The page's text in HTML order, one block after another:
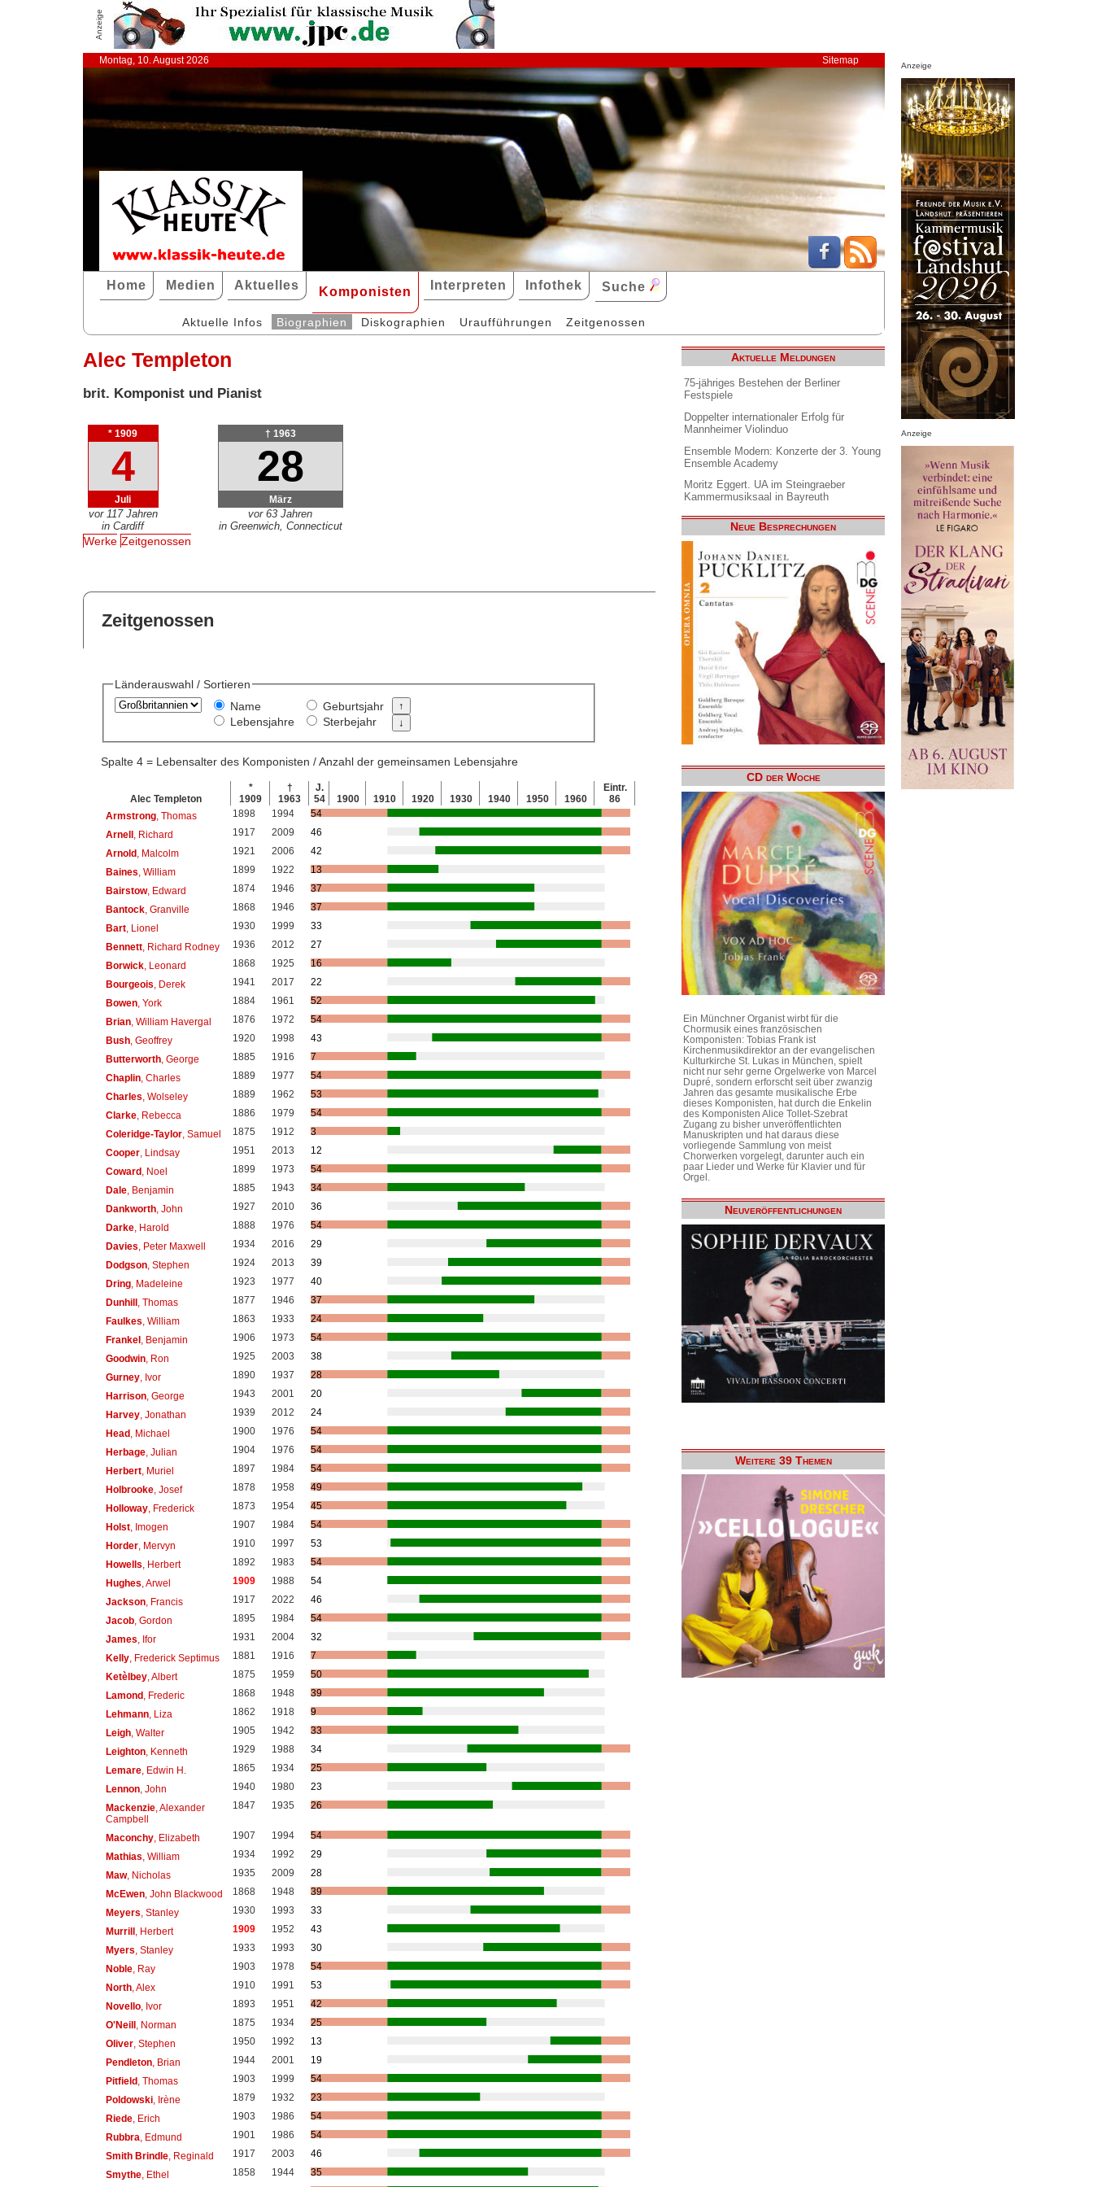
Anzeige
Montag, 10. August 2026 Sitemap
Home Medien Aktuelles Komponisten Interpreten Infothek Suche
Aktuelle Infos Biographien Diskographien Uraufführungen Zeitgenossen
Alec Templeton
brit. Komponist und Pianist
* 1909
4
Juli
vor 117 Jahren
in Cardiff
† 1963
28
März
vor 63 Jahren
in Greenwich, Connecticut
Werke Zeitgenossen
Zeitgenossen
Länderauswahl / Sortieren
Name
Lebensjahre
Geburtsjahr
Sterbejahr
Spalte 4 = Lebensalter des Komponisten / Anzahl der gemeinsamen Lebensjahre
Alec Templeton
*
1909
†
1963
J.
54
1900 1910 1920 1930 1940 1950 1960
Eintr.
86
Armstrong, Thomas 1898 1994
54
Arnell, Richard 1917 2009
46
Arnold, Malcolm 1921 2006
42
Baines , William 1899 1922
13
Bairstow, Edward 1874 1946
37
Bantock, Granville 1868 1946
37
Bart, Lionel 1930 1999
33
Bennett, Richard Rodney 1936 2012
27
Borwick, Leonard 1868 1925
16
Bourgeois , Derek 1941 2017
22
Bowen, York 1884 1961
52
Brian, William Havergal 1876 1972
54
Bush, Geoffrey 1920 1998
43
Butterworth, George 1885 1916
7
Chaplin, Charles 1889 1977
54
Charles , Wolseley 1889 1962
53
Clarke, Rebecca 1886 1979
54
Coleridge-Taylor, Samuel 1875 1912
3
Cooper, Lindsay 1951 2013
12
Coward, Noel 1899 1973
54
Dale, Benjamin 1885 1943
34
Dankworth, John 1927 2010
36
Darke, Harold 1888 1976
54
Davies , Peter Maxwell 1934 2016
29
Dodgson, Stephen 1924 2013
39
Dring, Madeleine 1923 1977
40
Dunhill, Thomas 1877 1946
37
Faulkes , William 1863 1933
24
Frankel, Benjamin 1906 1973
54
Goodwin, Ron 1925 2003
38
Gurney, Ivor 1890 1937
28
Harrison, George 1943 2001
20
Harvey, Jonathan 1939 2012
24
Head, Michael 1900 1976
54
Herbage, Julian 1904 1976
54
Herbert, Muriel 1897 1984
54
Holbrooke, Josef 1878 1958
49
Holloway, Frederick 1873 1954
45
Holst, Imogen 1907 1984
54
Horder, Mervyn 1910 1997
53
Howells , Herbert 1892 1983
54
Hughes , Arwel 1909 1988
54
Jackson, Francis 1917 2022
46
Jacob, Gordon 1895 1984
54
James , Ifor 1931 2004
32
Kelly, Frederick Septimus 1881 1916
7
Ketèlbey, Albert 1875 1959
50
Lamond, Frederic 1868 1948
39
Lehmann, Liza 1862 1918
9
Leigh, Walter 1905 1942
33
Leighton, Kenneth 1929 1988
34
Lemare, Edwin H. 1865 1934
25
Lennon, John 1940 1980
23
Mackenzie, Alexander
Campbell
1847 1935 26
Maconchy, Elizabeth 1907 1994
54
Mathias , William 1934 1992
29
Maw, Nicholas 1935 2009
28
McEwen, John Blackwood 1868 1948
39
Meyers , Stanley 1930 1993
33
Murrill, Herbert 1909 1952
43
Myers , Stanley 1933 1993
30
Noble, Ray 1903 1978
54
North, Alex 1910 1991
53
Novello, Ivor 1893 1951
42
O'Neill, Norman 1875 1934
25
Oliver, Stephen 1950 1992
13
Pendleton, Brian 1944 2001
19
Pitfield, Thomas 1903 1999
54
Poldowski, Irène 1879 1932
23
Riede, Erich 1903 1986
54
Rubbra , Edmund 1901 1986
54
Smith Brindle, Reginald 1917 2003
46
Smythe, Ethel 1858 1944
35
Aktuelle Meldungen
75-jähriges Bestehen der Berliner
Festspiele
Doppelter internationaler Erfolg für
Mannheimer Violinduo
Ensemble Modern: Konzerte der 3. Young
Ensemble Academy
Moritz Eggert. UA im Steingraeber
Kammermusiksaal in Bayreuth
Neue Besprechungen
CD der Woche
Ein Münchner Organist wirbt für die
Chormusik eines französischen
Komponisten: Tobias Frank ist
Kirchenmusikdirektor an der evangelischen
Kulturkirche St. Lukas in München, spielt
nicht nur sehr gerne Orgelwerke von Marcel
Dupré, sondern erforscht seit über zwanzig
Jahren das gesamte musikalische Erbe
dieses Komponisten, hat durch die Enkelin
des Komponisten Alice Tollet-Szebrat
Zugang zu bisher unveröffentlichten
Manuskripten und hat daraus diese
vorliegende Sammlung von meist
Chorwerken vorgelegt, darunter auch ein
paar Lieder und Werke für Klavier und für
Orgel.
Neuveröffentlichungen
Weitere 39 Themen
Anzeige
Anzeige